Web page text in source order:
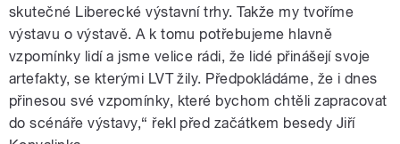
skutečné Liberecké výstavní trhy. Takže my tvoříme
výstavu o výstavě. A k tomu potřebujeme hlavně
vzpomínky lidí a jsme velice rádi, že lidé přinášejí svoje
artefakty, se kterými LVT žily. Předpokládáme, že i dnes
přinesou své vzpomínky, které bychom chtěli zapracovat
do scénáře výstavy,“ řekl před začátkem besedy Jiří